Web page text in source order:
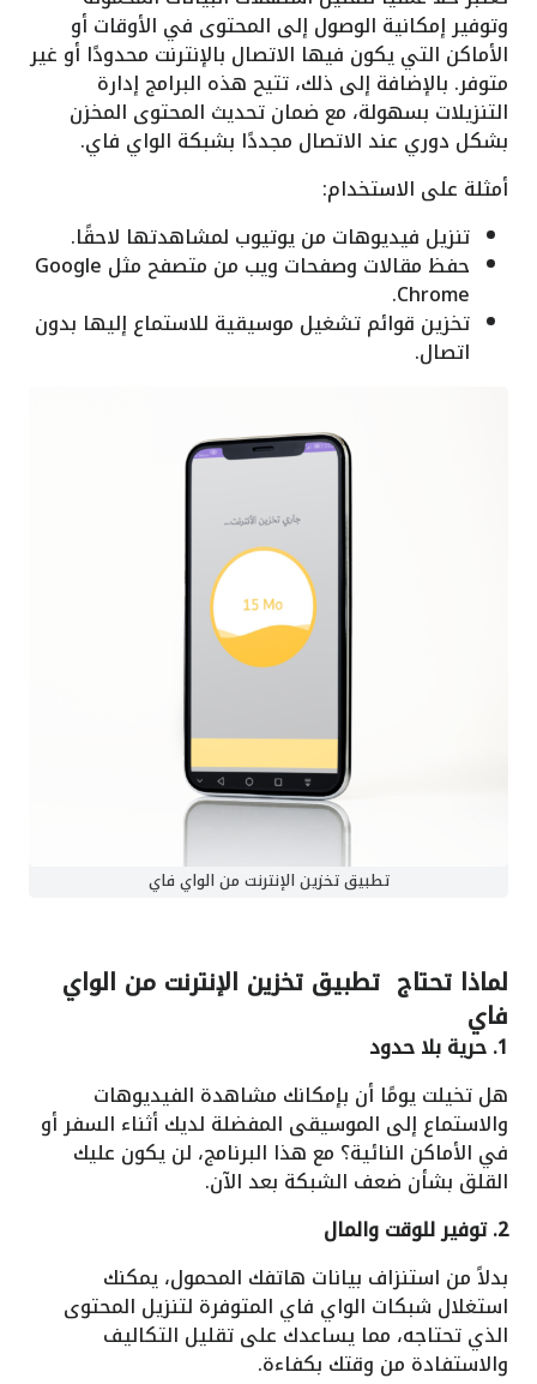
وتوفير إمكانية الوصول إلى المحتوى في الأوقات أو
الأماكن التي يكون فيها الاتصال بالإنترنت محدودًا أو غير
متوفر. بالإضافة إلى ذلك، تتيح هذه البرامج إدارة
التنزيلات بسهولة، مع ضمان تحديث المحتوى المخزن
بشكل دوري عند الاتصال مجددًا بشبكة الواي فاي.
أمثلة على الاستخدام:
تنزيل فيديوهات من يوتيوب لمشاهدتها لاحقًا.
حفظ مقالات وصفحات ويب من متصفح مثل Google
Chrome.
تخزين قوائم تشغيل موسيقية للاستماع إليها بدون
اتصال.
تطبيق تخزين الإنترنت من الواي فاي
لماذا تحتاج تطبيق تخزين الإنترنت من الواي
فاي
1. حرية بلا حدود
هل تخيلت يومًا أن بإمكانك مشاهدة الفيديوهات
والاستماع إلى الموسيقى المفضلة لديك أثناء السفر أو
في الأماكن النائية؟ مع هذا البرنامج، لن يكون عليك
القلق بشأن ضعف الشبكة بعد الآن.
2. توفير للوقت والمال
بدلاً من استنزاف بيانات هاتفك المحمول، يمكنك
استغلال شبكات الواي فاي المتوفرة لتنزيل المحتوى
الذي تحتاجه، مما يساعدك على تقليل التكاليف
والاستفادة من وقتك بكفاءة.